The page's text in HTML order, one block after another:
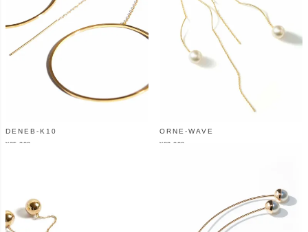
DENEB-K10
¥35,200
ORNE-WAVE
¥88,000